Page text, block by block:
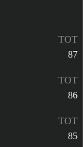
TOT
87
TOT
86
TOT
85